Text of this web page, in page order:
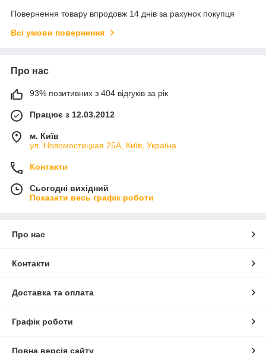
Повернення товару впродовж 14 днів за рахунок покупця
Всі умови повернення
Про нас
93% позитивних з 404 відгуків за рік
Працює з 12.03.2012
м. Київ
ул. Новомостицкая 25А, Київ, Україна
Контакти
Сьогодні вихідний
Показати весь графік роботи
Про нас
Контакти
Доставка та оплата
Графік роботи
Повна версія сайту